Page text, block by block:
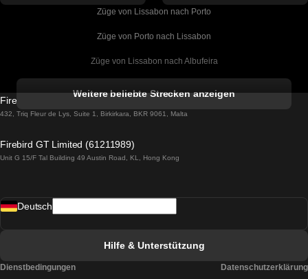
Züge von Lissabon nach Porto
Züge von Porto nach Lissabon
Züge von Lissabon nach Albufeira
Züge von Lissabon nach Lagos
Züge von Lissabon nach Madrid
Weitere beliebte Strecken anzeigen
Firebird GT Limited (OC 1451)
432, Triq Fleur de Lys, Suite 1, Birkirkara, BKR 9061, Malta
Firebird GT Limited (61211989)
Unit G 15/F Tal Building 49 Austin Road, KL, Hong Kong
Deutsch
Hilfe & Unterstützung
Dienstbedingungen Datenschutzerklärung